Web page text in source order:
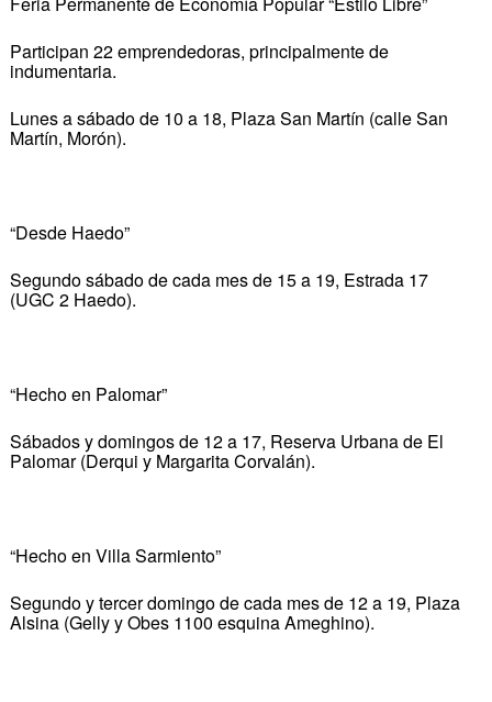
Participan 22 emprendedoras, principalmente de
indumentaria.
Lunes a sábado de 10 a 18, Plaza San Martín (calle San
Martín, Morón).
“Desde Haedo”
Segundo sábado de cada mes de 15 a 19, Estrada 17
(UGC 2 Haedo).
“Hecho en Palomar”
Sábados y domingos de 12 a 17, Reserva Urbana de El
Palomar (Derqui y Margarita Corvalán).
“Hecho en Villa Sarmiento”
Segundo y tercer domingo de cada mes de 12 a 19, Plaza
Alsina (Gelly y Obes 1100 esquina Ameghino).